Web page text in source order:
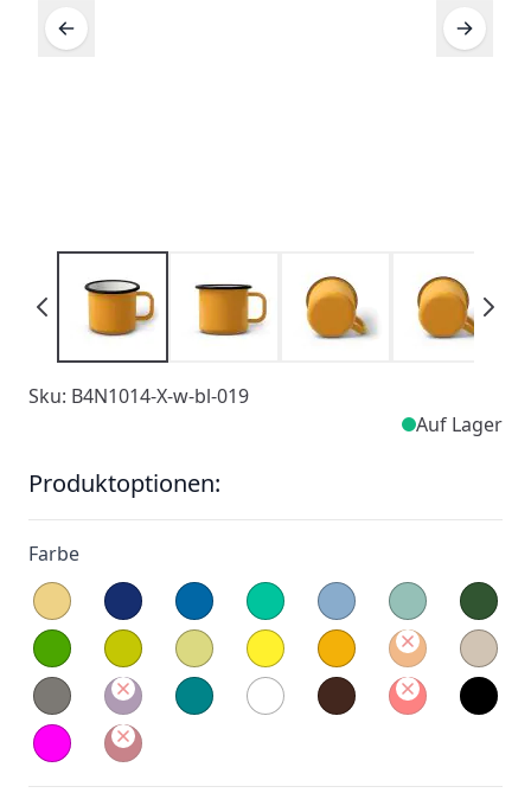
Sku: B4N1014-X-w-bl-019
Auf Lager
Produktoptionen:
Farbe